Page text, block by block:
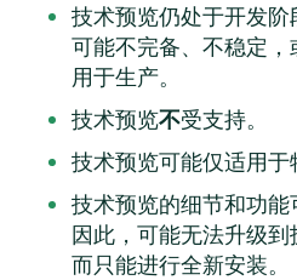
技术预览仍处于开发
可能不完备、不稳定
用于生产。
技术预览不受支持。
技术预览可能仅适用于
技术预览的细节和功能
因此，可能无法升级到
而只能进行全新安装。